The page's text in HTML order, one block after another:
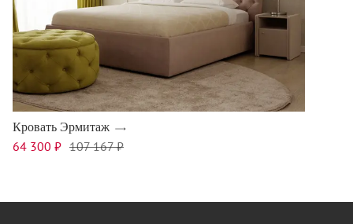
Кровать Эрмитаж
64 300 ₽ 107 167 ₽